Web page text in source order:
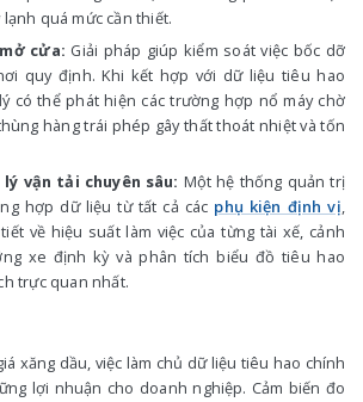
lạnh quá mức cần thiết.
cửa: Giải pháp giúp kiểm soát việc bốc dỡ
quy định. Khi kết hợp với dữ liệu tiêu hao
có thể phát hiện các trường hợp nổ máy chờ
hàng trái phép gây thất thoát nhiệt và tốn
lý vận tải chuyên sâu: Một hệ thống quản trị
hợp dữ liệu từ tất cả các phụ kiện định vị,
về hiệu suất làm việc của từng tài xế, cảnh
xe định kỳ và phân tích biểu đồ tiêu hao
trực quan nhất.
xăng dầu, việc làm chủ dữ liệu tiêu hao chính
lợi nhuận cho doanh nghiệp. Cảm biến đo